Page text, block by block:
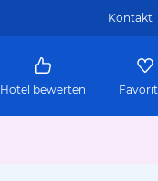
Kontakt
Hotel bewerten